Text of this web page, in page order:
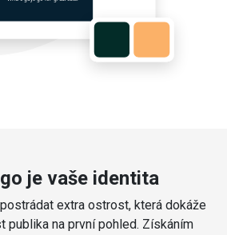
je vaše identita
extra ostrost, která dokáže
publika na první pohled. Získáním